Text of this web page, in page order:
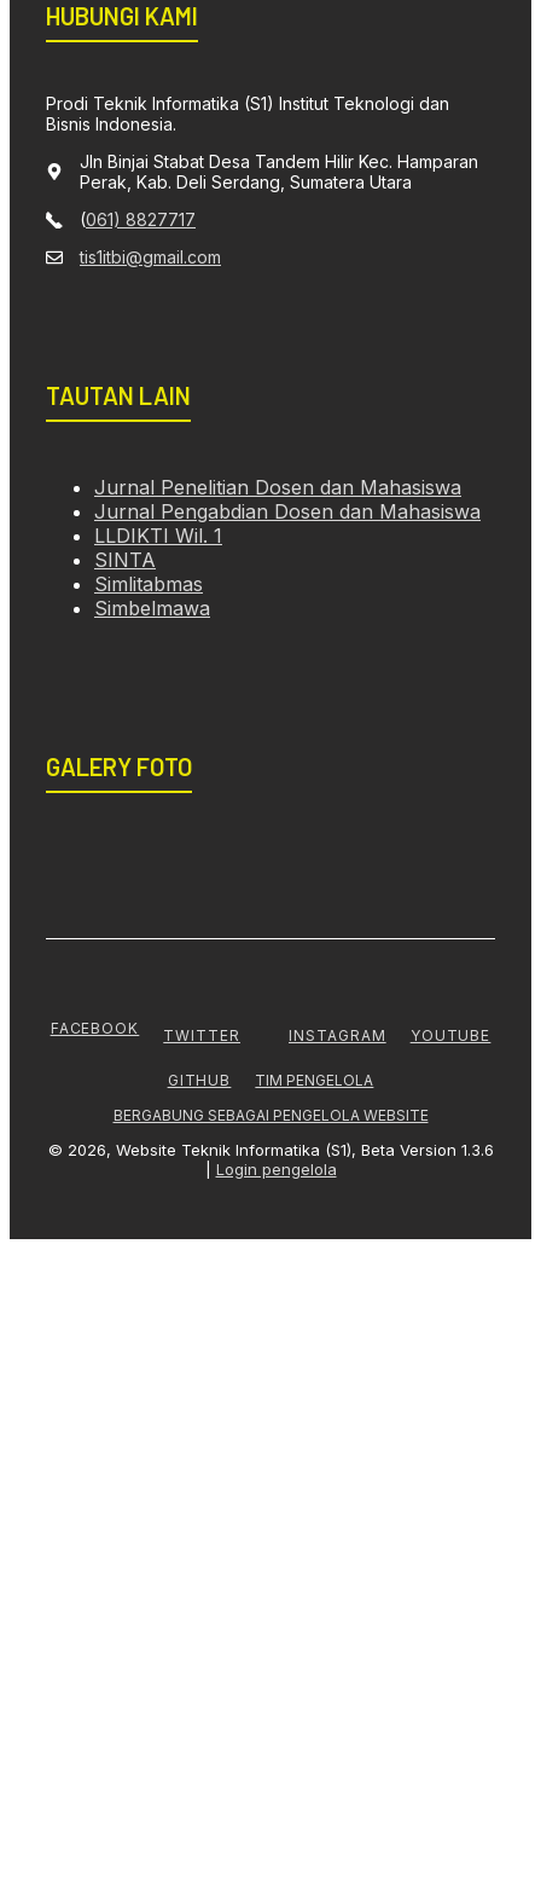
HUBUNGI KAMI
Prodi Teknik Informatika (S1) Institut Teknologi dan
Bisnis Indonesia.
Jln Binjai Stabat Desa Tandem Hilir Kec. Hamparan
Perak, Kab. Deli Serdang, Sumatera Utara
(061) 8827717
tis1itbi@gmail.com
TAUTAN LAIN
Jurnal Penelitian Dosen dan Mahasiswa
Jurnal Pengabdian Dosen dan Mahasiswa
LLDIKTI Wil. 1
SINTA
Simlitabmas
Simbelmawa
GALERY FOTO
FACEBOOK TWITTER INSTAGRAM YOUTUBE
GITHUB
TIM PENGELOLA
BERGABUNG SEBAGAI PENGELOLA WEBSITE
© 2026, Website Teknik Informatika (S1), Beta Version 1.3.6
Login pengelola